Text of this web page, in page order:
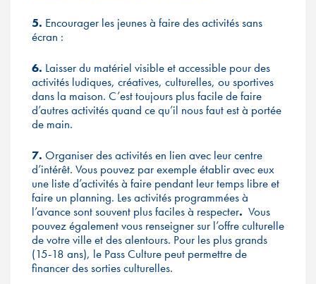
5. Encourager les jeunes à faire des activités sans
écran :
6. Laisser du matériel visible et accessible pour des
activités ludiques, créatives, culturelles, ou sportives
dans la maison. C’est toujours plus facile de faire
d’autres activités quand ce qu’il nous faut est à portée
de main.
7. Organiser des activités en lien avec leur centre
d’intérêt. Vous pouvez par exemple établir avec eux
une liste d’activités à faire pendant leur temps libre et
faire un planning. Les activités programmées à
l’avance sont souvent plus faciles à respecter. Vous
pouvez également vous renseigner sur l’offre culturelle
de votre ville et des alentours. Pour les plus grands
(15-18 ans), le Pass Culture peut permettre de
financer des sorties culturelles.